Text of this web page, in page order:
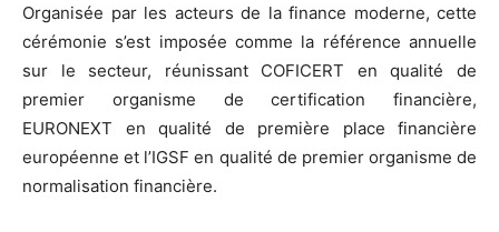
Organisée par les acteurs de la finance moderne, cette
cérémonie s’est imposée comme la référence annuelle
sur le secteur, réunissant COFICERT en qualité de
premier organisme de certification financière,
EURONEXT en qualité de première place financière
européenne et l’IGSF en qualité de premier organisme de
normalisation financière.